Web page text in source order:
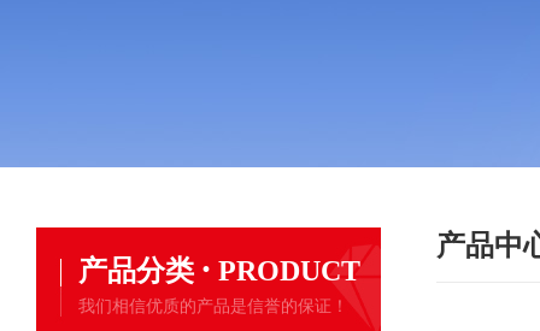
产品中
产品分类 · PRODUCT
我们相信优质的产品是信誉的保证！